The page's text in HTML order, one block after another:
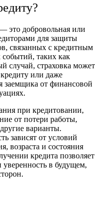
это добровольная или
для защиты
связанных с кредитным
таких как
случай, страховка может
или даже
заемщика от финансовой
при кредитовании,
от потери работы,
варианты.
зависят от условий
возраста и состояния
кредита позволяет
в будущем,